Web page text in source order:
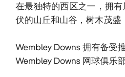
在最独特的西区之一，拥
伏的山丘和山谷，树木茂盛
Wembley Downs 拥有备受
Wembley Downs 网球俱乐